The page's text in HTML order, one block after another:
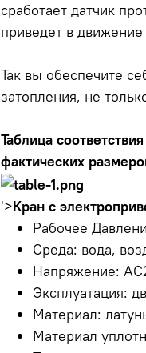
сработает датчик
приведет в
Так вы обеспечите
затопления, не
Таблица
фактических
'>Кран с
Рабочее
Среда: вода,
Напряжение:
Эксплуатация:
Материал:
Материал